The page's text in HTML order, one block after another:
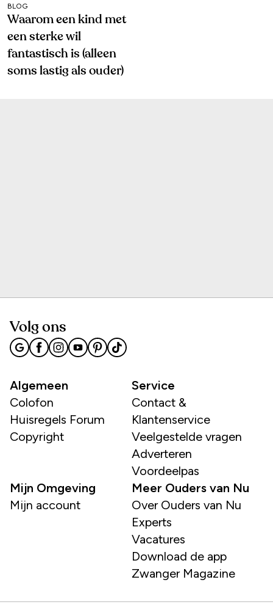
BLOG
Waarom een kind met
een sterke wil
fantastisch is (alleen
soms lastig als ouder)
Volg ons
Algemeen
Colofon
Huisregels Forum
Copyright
Service
Contact &
Klantenservice
Veelgestelde vragen
Adverteren
Voordeelpas
Mijn Omgeving
Mijn account
Meer Ouders van Nu
Over Ouders van Nu
Experts
Vacatures
Download de app
Zwanger Magazine